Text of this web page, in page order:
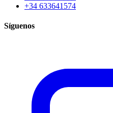
+34 633641574
Síguenos